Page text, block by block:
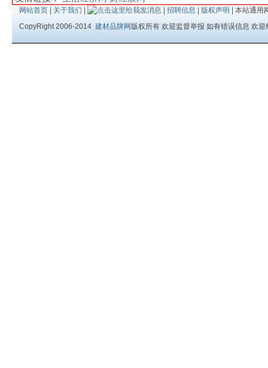
网站首页 关于我们 招聘信息 版权声明
| 本站通用
CopyRight 2006-2014 建材品牌网 版权所有 欢迎监督举报 如有错误信息 欢迎